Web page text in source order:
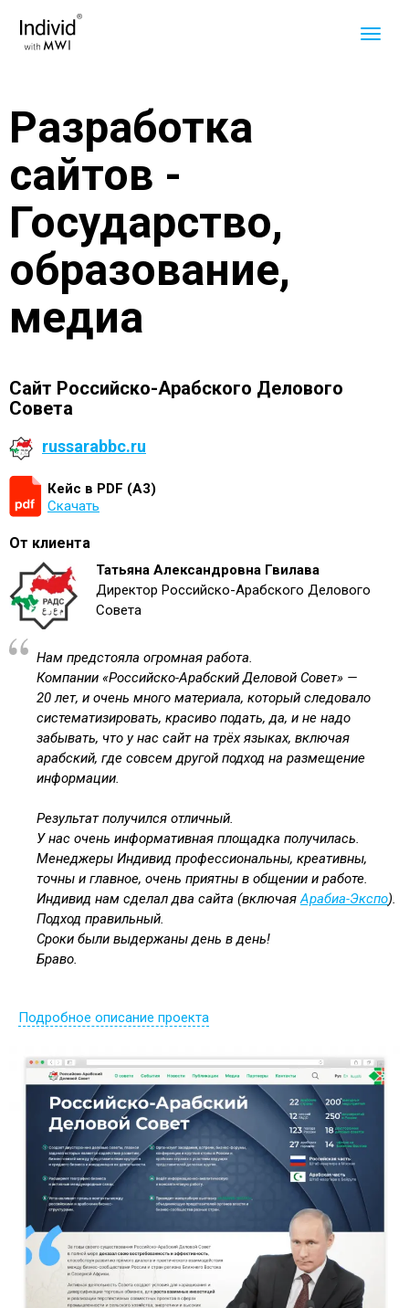
Разработка
сайтов -
Государство,
образование,
медиа
Сайт Российско-Арабского Делового
Совета
russarabbc.ru
Кейс в PDF (А3)
Скачать
От клиента
Татьяна Александровна Гвилава
Директор Российско-Арабского Делового
Совета
Нам предстояла огромная работа.
Компании «Российско-Арабский Деловой Совет» —
20 лет, и очень много материала, который следовало
систематизировать, красиво подать, да, и не надо
забывать, что у нас сайт на трёх языках, включая
арабский, где совсем другой подход на размещение
информации.
Результат получился отличный.
У нас очень информативная площадка получилась.
Менеджеры Индивид профессиональны, креативны,
точны и главное, очень приятны в общении и работе.
Индивид нам сделал два сайта (включаяАрабиа-Экспо).
Подход правильный.
Сроки были выдержаны день в день!
Браво.
Подробное описание проекта